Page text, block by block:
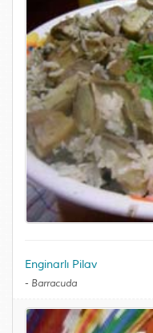
Enginarlı Pilav
- Barracuda